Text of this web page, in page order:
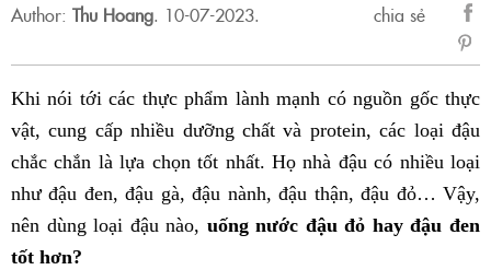
Author: Thu Hoang. 10-07-2023.
chia sẻ
sẻ
Khi nói tới các thực phẩm lành mạnh có nguồn gốc thực
vật, cung cấp nhiều dưỡng chất và protein, các loại đậu
chắc chắn là lựa chọn tốt nhất. Họ nhà đậu có nhiều loại
như đậu đen, đậu gà, đậu nành, đậu thận, đậu đỏ… Vậy,
nên dùng loại đậu nào, uống nước đậu đỏ hay đậu đen
tốt hơn?